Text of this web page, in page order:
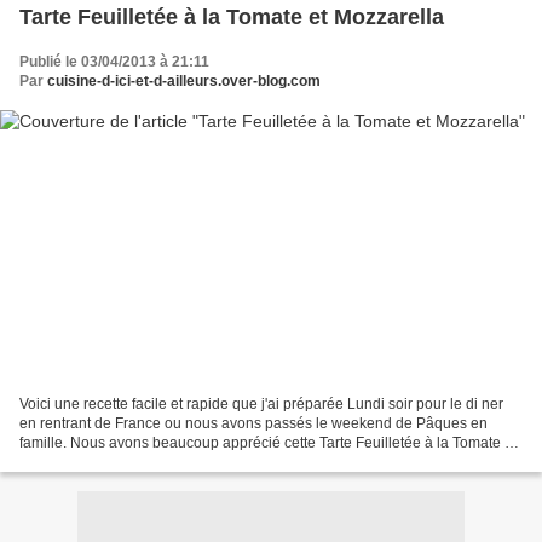
Tarte Feuilletée à la Tomate et Mozzarella
Publié le 03/04/2013 à 21:11
Par cuisine-d-ici-et-d-ailleurs.over-blog.com
Voici une recette facile et rapide que j'ai préparée Lundi soir pour le di ner
en rentrant de France ou nous avons passés le weekend de Pâques en
famille. Nous avons beaucoup apprécié cette Tarte Feuilletée à la Tomate et